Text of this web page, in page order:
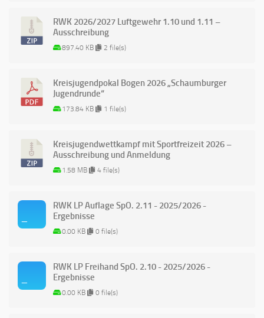
RWK 2026/2027 Luftgewehr 1.10 und 1.11 –
Ausschreibung
897.40 KB 2 file(s)
Kreisjugendpokal Bogen 2026 „Schaumburger
Jugendrunde“
173.84 KB 1 file(s)
Kreisjugendwettkampf mit Sportfreizeit 2026 –
Ausschreibung und Anmeldung
1.58 MB 4 file(s)
RWK LP Auflage SpO. 2.11 - 2025/2026 -
Ergebnisse
0.00 KB 0 file(s)
RWK LP Freihand SpO. 2.10 - 2025/2026 -
Ergebnisse
0.00 KB 0 file(s)